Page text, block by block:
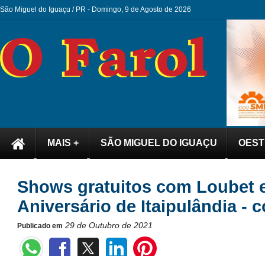
São Miguel do Iguaçu / PR - Domingo, 9 de Agosto de 2026
MAIS + SÃO MIGUEL DO IGUAÇU
Shows gratuitos com Loubet
Aniversário de Itaipulândia -
Publicado em 29 de Outubro de 2021